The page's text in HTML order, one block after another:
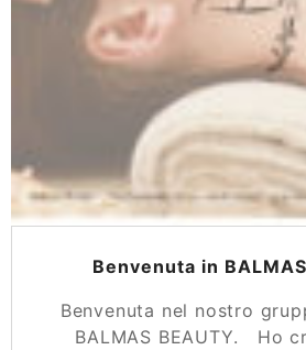
Benvenuta in
Benvenuta nel nostro
BALMAS BEAUTY. Ho